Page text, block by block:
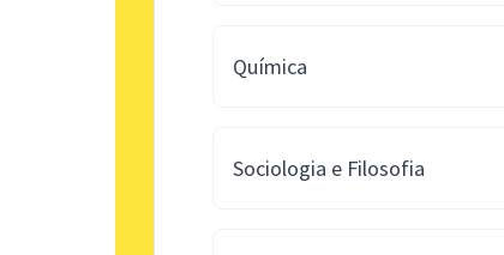
Química
Sociologia e Filosofia